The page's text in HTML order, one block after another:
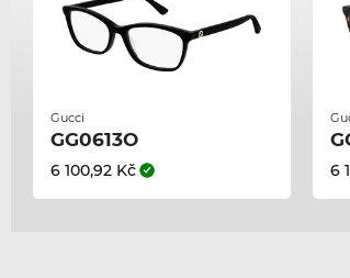
Gucci
GG0613O
6 100,92 Kč 6